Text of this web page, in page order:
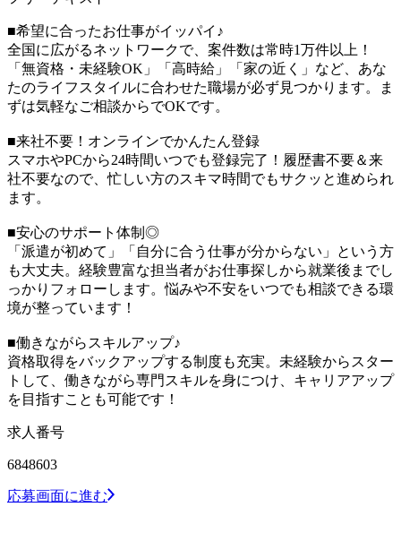
■希望に合ったお仕事がイッパイ♪
全国に広がるネットワークで、案件数は常時1万件以上！
「無資格・未経験OK」「高時給」「家の近く」など、あな
たのライフスタイルに合わせた職場が必ず見つかります。ま
ずは気軽なご相談からでOKです。
■来社不要！オンラインでかんたん登録
スマホやPCから24時間いつでも登録完了！履歴書不要＆来
社不要なので、忙しい方のスキマ時間でもサクッと進められ
ます。
■安心のサポート体制◎
「派遣が初めて」「自分に合う仕事が分からない」という方
も大丈夫。経験豊富な担当者がお仕事探しから就業後までし
っかりフォローします。悩みや不安をいつでも相談できる環
境が整っています！
■働きながらスキルアップ♪
資格取得をバックアップする制度も充実。未経験からスター
トして、働きながら専門スキルを身につけ、キャリアアップ
を目指すことも可能です！
求人番号
6848603
応募画面に進む